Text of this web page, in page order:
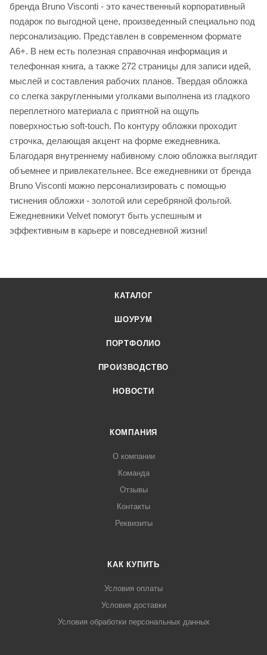
бренда Bruno Visconti - это качественный корпоративный
подарок по выгодной цене, произведенный специально под
персонализацию. Представлен в современном формате
А6+. В нем есть полезная справочная информация и
телефонная книга, а также 272 страницы для записи идей,
мыслей и составления рабочих планов. Твердая обложка
со слегка закругленными уголками выполнена из гладкого
переплетного материала с приятной на ощупь
поверхностью soft-touch. По контуру обложки проходит
строчка, делающая акцент на форме ежедневника.
Благодаря внутреннему набивному слою обложка выглядит
объемнее и привлекательнее. Все ежедневники от бренда
Bruno Visconti можно персонализировать с помощью
тиснения обложки - золотой или серебряной фольгой.
Ежедневники Velvet помогут быть успешным и
эффективным в карьере и повседневной жизни!
КАТАЛОГ
ШОУРУМ
ПОРТФОЛИО
ПРОИЗВОДСТВО
НОВОСТИ
КОМПАНИЯ
О компании
Команда
Отзывы
Контакты
Реквизиты
КАК КУПИТЬ
Условия оплаты
Условия доставки
Условия обработки персональных данных